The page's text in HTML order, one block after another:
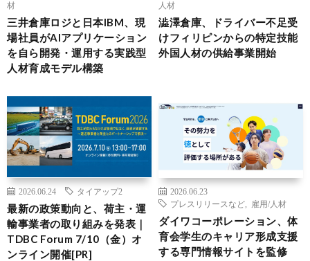
材
三井倉庫ロジと日本IBM、現
場社員がAIアプリケーション
を自ら開発・運用する実践型
人材育成モデル構築
人材
澁澤倉庫、ドライバー不足受
けフィリピンからの特定技能
外国人材の供給事業開始
2026.06.24 タイアップ2
最新の政策動向と、荷主・運
輸事業者の取り組みを発表｜
TDBC Forum 7/10（金）オ
ンライン開催[PR]
2026.06.23
プレスリリースなど
雇用/人材
ダイワコーポレーション、体
育会学生のキャリア形成支援
する専門情報サイトを監修